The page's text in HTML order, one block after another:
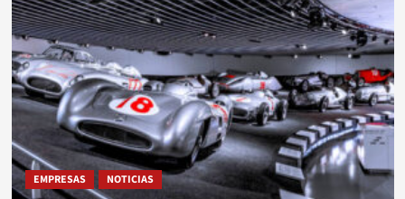
EMPRESAS NOTICIAS